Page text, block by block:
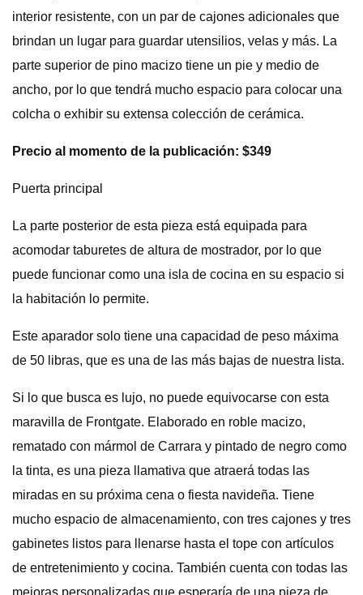
interior resistente, con un par de cajones adicionales que
brindan un lugar para guardar utensilios, velas y más. La
parte superior de pino macizo tiene un pie y medio de
ancho, por lo que tendrá mucho espacio para colocar una
colcha o exhibir su extensa colección de cerámica.
Precio al momento de la publicación: $349
Puerta principal
La parte posterior de esta pieza está equipada para
acomodar taburetes de altura de mostrador, por lo que
puede funcionar como una isla de cocina en su espacio si
la habitación lo permite.
Este aparador solo tiene una capacidad de peso máxima
de 50 libras, que es una de las más bajas de nuestra lista.
Si lo que busca es lujo, no puede equivocarse con esta
maravilla de Frontgate. Elaborado en roble macizo,
rematado con mármol de Carrara y pintado de negro como
la tinta, es una pieza llamativa que atraerá todas las
miradas en su próxima cena o fiesta navideña. Tiene
mucho espacio de almacenamiento, con tres cajones y tres
gabinetes listos para llenarse hasta el tope con artículos
de entretenimiento y cocina. También cuenta con todas las
mejoras personalizadas que esperaría de una pieza de